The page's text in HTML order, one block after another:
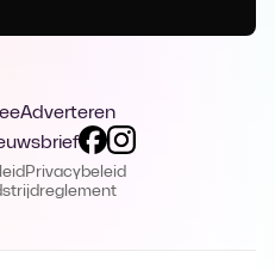
Adverteren
Privacybeleid